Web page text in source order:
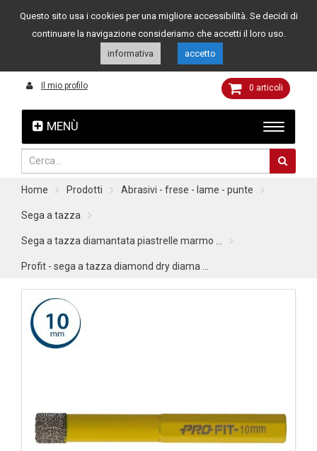
Assistenza clienti 049 8015108 349 4262144
MENÙ
Il mio profilo 0 articoli
Home Prodotti Abrasivi - frese - lame - punte
Sega a tazza
Sega a tazza diamantata piastrelle marmo ...
Profit - sega a tazza diamond dry diama ...
Questo sito usa i cookies per una migliore accessibilità. Se decidi di
continuare la navigazione consideriamo che accetti il loro uso.
informativa
accetto